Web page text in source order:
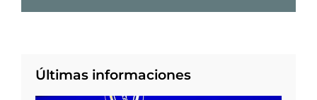
Últimas informaciones